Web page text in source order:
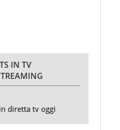
IN TV
diretta tv oggi